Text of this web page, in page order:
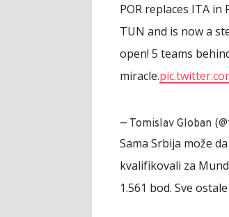
POR replaces ITA in
TUN and is now a
open! 5 teams
miracle.
— Tomislav Globan
Sama Srbija može
kvalifikovali za
1.561 bod. Sve